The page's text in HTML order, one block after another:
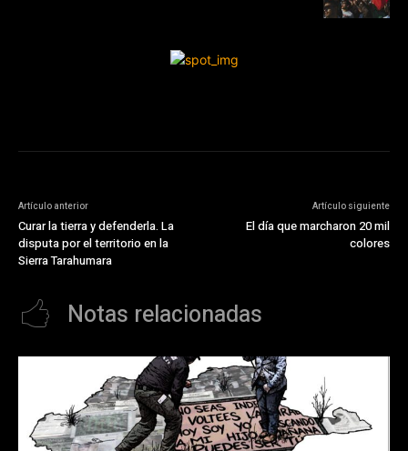
Artículo anterior
Curar la tierra y defenderla. La
disputa por el territorio en la
Sierra Tarahumara
Artículo siguiente
El día que marcharon 20 mil
colores
Notas relacionadas